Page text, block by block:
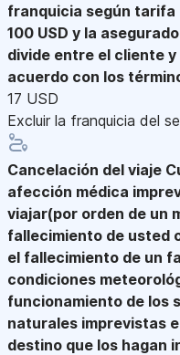
franquicia según tarifa
100 USD y la
divide entre el cliente
acuerdo con los
17 USD
Excluir la franquicia del
Cancelación del viaje
afección médica
viajar(por orden de un
fallecimiento de usted
el fallecimiento de un
condiciones
funcionamiento de los
naturales imprevistas
destino que los hagan